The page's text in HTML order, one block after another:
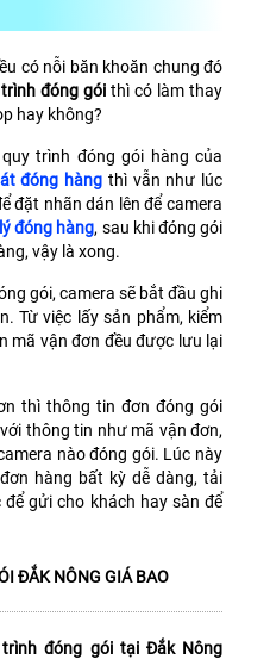
có nỗi băn khoăn chung đó
đóng gói thì có làm thay
hay không?
trình đóng gói hàng của
đóng hàng thì vẫn như lúc
đặt nhãn dán lên để camera
đóng hàng, sau khi đóng gói
vậy là xong.
gói, camera sẽ bắt đầu ghi
Từ việc lấy sản phẩm, kiểm
mã vận đơn đều được lưu lại
thì thông tin đơn đóng gói
thông tin như mã vận đơn,
nào đóng gói. Lúc này
hàng bất kỳ dễ dàng, tải
gửi cho khách hay sàn để
ĐẮK NÔNG GIÁ BAO
đóng gói tại Đắk Nông